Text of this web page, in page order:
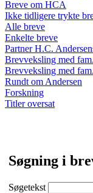
Breve om HCA
Ikke tidligere trykte
Alle breve
Enkelte breve
Partner H.C.
Brevveksling med
Brevveksling med
Rundt om Andersen
Forskning
Titler oversat
Søgning i
Søgetekst